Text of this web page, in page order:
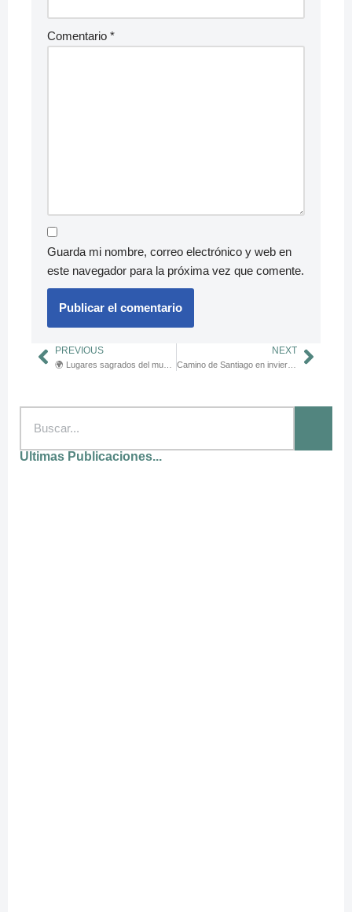
Comentario *
Guarda mi nombre, correo electrónico y web en
este navegador para la próxima vez que comente.
PREVIOUS NEXT
Camino de Santiago en invierno: guía completa para prepararte física y espiritualmente ❄️🥾
Ultimas Publicaciones...